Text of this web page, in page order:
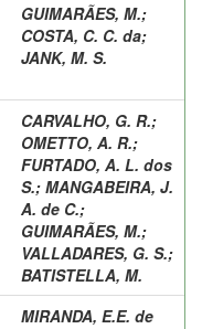
GUIMARÃES, M.;
COSTA, C. C. da;
JANK, M. S.
CARVALHO, G. R.;
OMETTO, A. R.;
FURTADO, A. L. dos
S.; MANGABEIRA, J.
A. de C.;
GUIMARÃES, M.;
VALLADARES, G. S.;
BATISTELLA, M.
MIRANDA, E.E. de